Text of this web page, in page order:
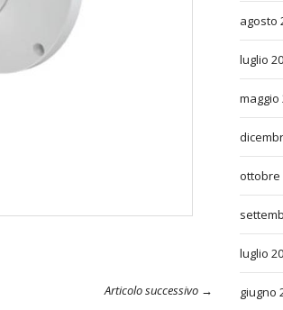
Articolo successivo →
agosto
luglio
maggio
ottobre
luglio
giugno